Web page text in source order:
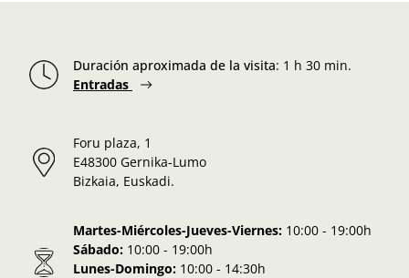
Duración aproximada de la visita: 1 h 30 min.
Entradas
Foru plaza, 1
E48300 Gernika-Lumo
Bizkaia, Euskadi.
Martes-Miércoles-Jueves-Viernes: 10:00 - 19:00h
Sábado: 10:00 - 19:00h
Lunes-Domingo: 10:00 - 14:30h